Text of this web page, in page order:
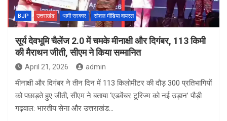
BJP उत्तराखंड धामी सरकार सोशल मीडिया वायरल
सूर्य देवभूमि चैलेंज 2.0 में चमके मीनाक्षी और दिगंबर, 113 किमी
की मैराथन जीती, सीएम ने किया सम्मानित
April 21, 2026 admin
मीनाक्षी और दिगंबर ने तीन दिन में 113 किलोमीटर की दौड़ 300 प्रतिभागियों
को पछाड़ते हुए जीती, सीएम ने बताया ‘एडवेंचर टूरिज्म को नई उड़ान’ पौड़ी
गढ़वाल: भारतीय सेना और उत्तराखंड…